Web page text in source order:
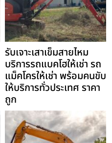
รับเจาะเสาเข็มสายไหม
บริการรถแบคโฮให้เช่า รถ
แม็คโครให้เช่า พร้อมคนขับ
ให้บริการทั่วประเทศ ราคา
ถูก